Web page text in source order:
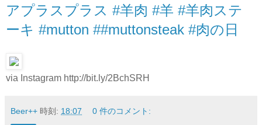
アプラスプラス #羊肉 #羊 #羊肉ステ
ーキ #mutton ##muttonsteak #肉の日
via Instagram http://bit.ly/2BchSRH
Beer++ 時刻: 18:07 0 件のコメント: